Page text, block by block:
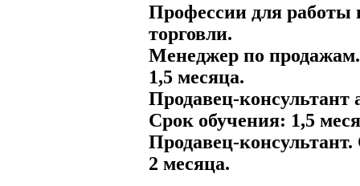
Профессии для работы
торговли.
Менеджер по
1,5 месяца.
Продавец-консультант
Срок обучения: 1,5
Продавец-
2 месяца.